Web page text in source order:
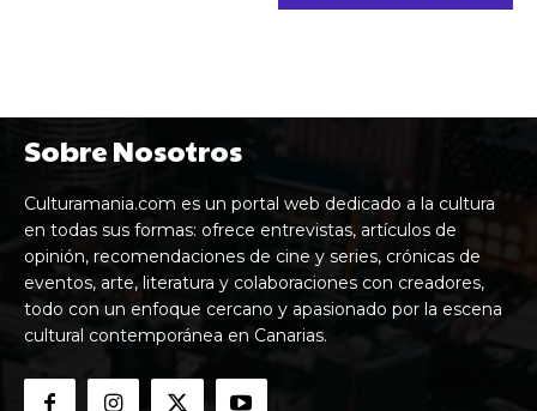
Sobre Nosotros
Culturamania.com es un portal web dedicado a la cultura
en todas sus formas: ofrece entrevistas, artículos de
opinión, recomendaciones de cine y series, crónicas de
eventos, arte, literatura y colaboraciones con creadores,
todo con un enfoque cercano y apasionado por la escena
cultural contemporánea en Canarias.